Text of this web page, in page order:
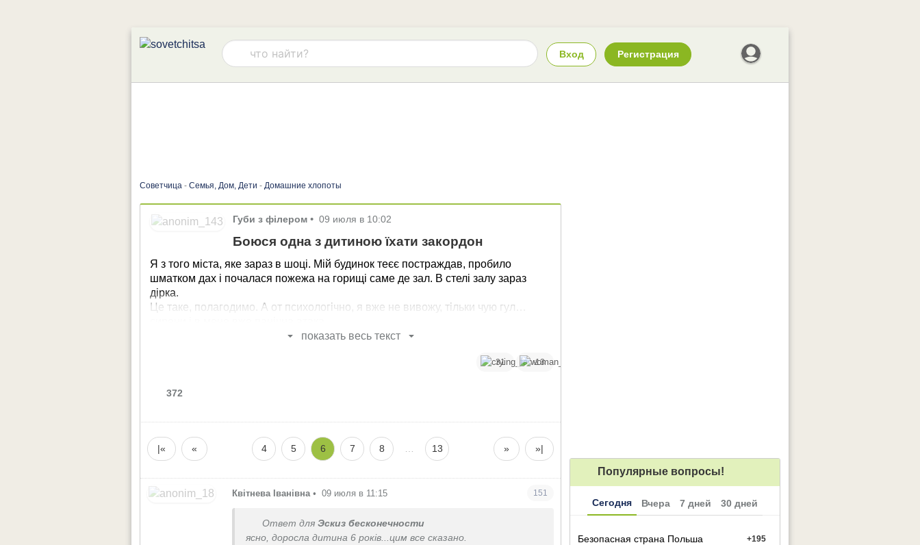
Вход Регистрация
Советчица - Семья, Дом, Дети - Домашние хлопоты
Губи з філером • 09 июля в 10:02
Боюся одна з дитиною їхати закордон
Я з того міста, яке зараз в шоці. Мій будинок теєє постраждав, пробило
шматком дах і почалася пожежа на горищі саме де зал. В стелі залу зараз
дірка.
Це таке, полагодимо. А от психологічно, я вже не вивожу, тільки чую гул
Прийшла думка виїхати, але я банально боюся, не знаю англійської, боюся
показать весь текст
31 13
372
|« « » »|
4 5 6 7 8 13
Квітнева Іванівна • 09 июля в 11:15 151
Ответ для Эскиз бесконечности
ясно, доросла дитина 6 років...цим все сказано.
Популярные вопросы!
Сегодня Вчера 7 дней 30 дней
Безопасная страна Польша +195